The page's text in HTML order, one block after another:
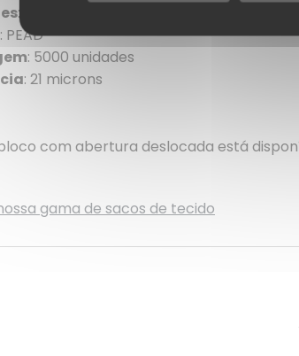
: 300 x 350 mm
: PEAD
: 5000 unidades
: 21 microns
com abertura deslocada está
gama de sacos de tecido